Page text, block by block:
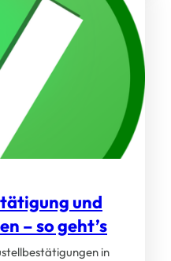
und
– so geht’s
in